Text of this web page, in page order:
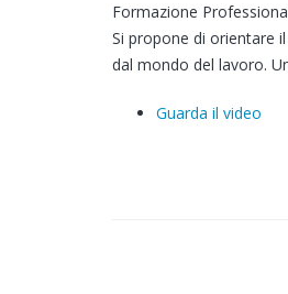
Formazione
Si propone di orientare
dal mondo del lavoro.
Guarda il video